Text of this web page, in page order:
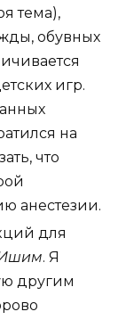
тема),
обувных
игр.
на
что
анестезии.
для
Ишим. Я
другим